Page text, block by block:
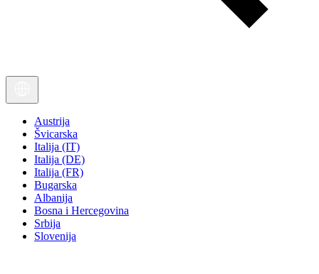
Austrija
Švicarska
Italija (IT)
Italija (DE)
Italija (FR)
Bugarska
Albanija
Bosna i Hercegovina
Srbija
Slovenija